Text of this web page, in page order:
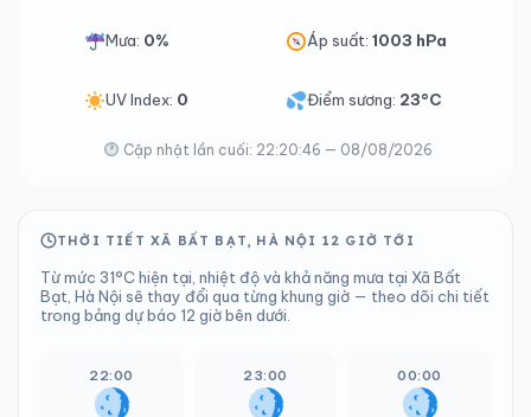
Mưa: 0% Áp suất:1003 hPa
UV Index: 0 Điểm sương: 23°C
Cập nhật lần cuối: 22:20:46 — 08/08/2026
THỜI TIẾT XÃ BẤT BẠT, HÀ NỘI 12 GIỜ TỚI
Từ mức 31°C hiện tại, nhiệt độ và khả năng mưa tại Xã Bất
Bạt, Hà Nội sẽ thay đổi qua từng khung giờ — theo dõi chi tiết
trong bảng dự báo 12 giờ bên dưới.
22:00 23:00 00:00